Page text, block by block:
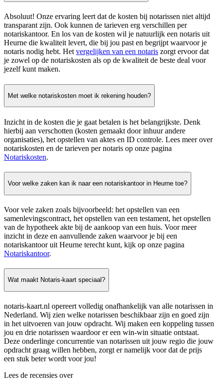
Absoluut! Onze ervaring leert dat de kosten bij notarissen niet altijd
transparant zijn. Ook kunnen de tarieven erg verschillen per
notariskantoor. En los van de kosten wil je natuurlijk een notaris uit
Heurne die kwaliteit levert, die bij jou past en begrijpt waarvoor je
notaris nodig hebt. Hetvergelijken van een notaris zorgt ervoor dat
je zowel op de notariskosten als op de kwaliteit de beste deal voor
jezelf kunt maken.
Met welke notariskosten moet ik rekening houden?
Inzicht in de kosten die je gaat betalen is het belangrijkste. Denk
hierbij aan verschotten (kosten gemaakt door inhuur andere
organisaties), het opstellen van aktes en ID controle. Lees meer over
notariskosten en de tarieven per notaris op onze pagina
Notariskosten.
Voor welke zaken kan ik naar een notariskantoor in Heurne toe?
Voor vele zaken zoals bijvoorbeeld: het opstellen van een
samenlevingscontract, het opstellen van een testament, het opstellen
van de hypotheek akte bij de aankoop van een huis. Voor meer
inzicht in deze en aanvullende zaken waarvoor je bij een
notariskantoor uit Heurne terecht kunt, kijk op onze pagina
Notariskantoor.
Wat maakt Notaris-kaart speciaal?
notaris-kaart.nl opereert volledig onafhankelijk van alle notarissen in
Nederland. Wij zien welke notarissen beschikbaar zijn en goed zijn
in het uitvoeren van jouw opdracht. Wij maken een koppeling tussen
jou en drie notarissen waardoor er een win-win situatie ontstaat.
Deze onderlinge concurrentie van notarissen uit jouw regio die jouw
opdracht graag willen hebben, zorgt er namelijk voor dat de prijs
een stuk beter wordt voor jou!
Lees de recensies over